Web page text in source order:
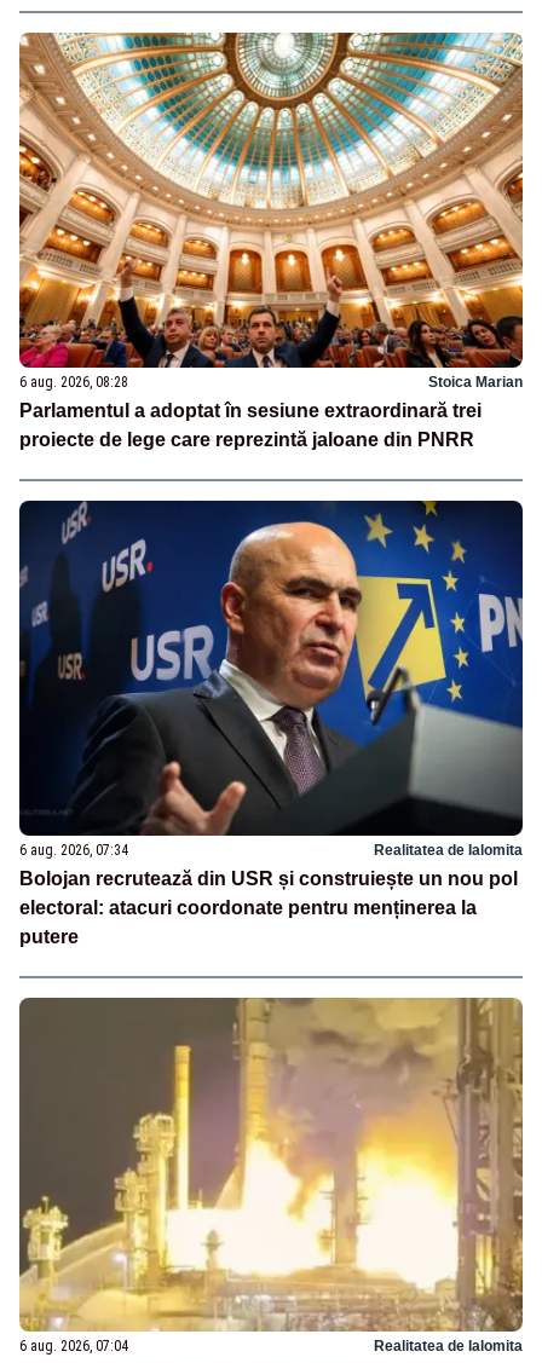
6 aug. 2026, 08:28 Stoica Marian
Parlamentul a adoptat în sesiune extraordinară trei
proiecte de lege care reprezintă jaloane din PNRR
6 aug. 2026, 07:34 Realitatea de Ialomita
Bolojan recrutează din USR și construiește un nou pol
electoral: atacuri coordonate pentru menținerea la
putere
6 aug. 2026, 07:04 Realitatea de Ialomita